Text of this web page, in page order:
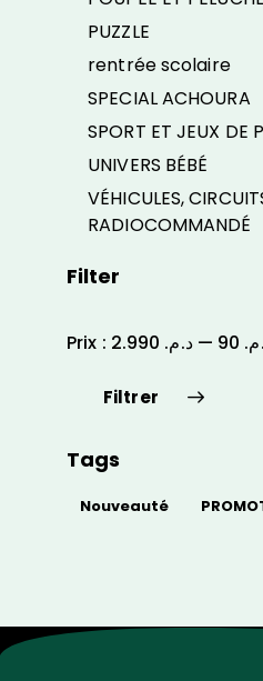
PUZZLE
rentrée scolaire
SPECIAL ACHOURA
SPORT ET JEUX DE
UNIVERS BÉBÉ
VÉHICULES,
RADIOCOMMANDÉ
Filter
Filtrer
Prix : 90
—د.م. 2.990
Tags
Nouveauté